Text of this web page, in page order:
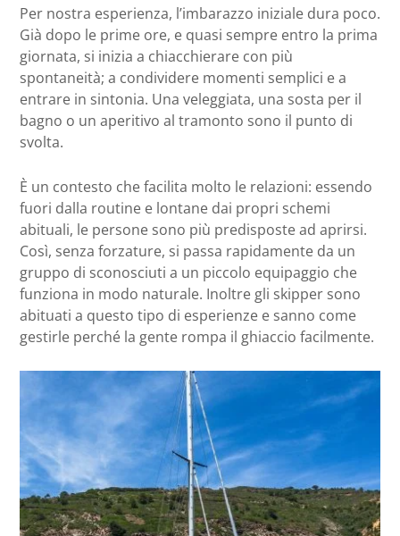
Per nostra esperienza, l’imbarazzo iniziale dura poco.
Già dopo le prime ore, e quasi sempre entro la prima
giornata, si inizia a chiacchierare con più
spontaneità; a condividere momenti semplici e a
entrare in sintonia. Una veleggiata, una sosta per il
bagno o un aperitivo al tramonto sono il punto di
svolta.
È un contesto che facilita molto le relazioni: essendo
fuori dalla routine e lontane dai propri schemi
abituali, le persone sono più predisposte ad aprirsi.
Così, senza forzature, si passa rapidamente da un
gruppo di sconosciuti a un piccolo equipaggio che
funziona in modo naturale. Inoltre gli skipper sono
abituati a questo tipo di esperienze e sanno come
gestirle perché la gente rompa il ghiaccio facilmente.